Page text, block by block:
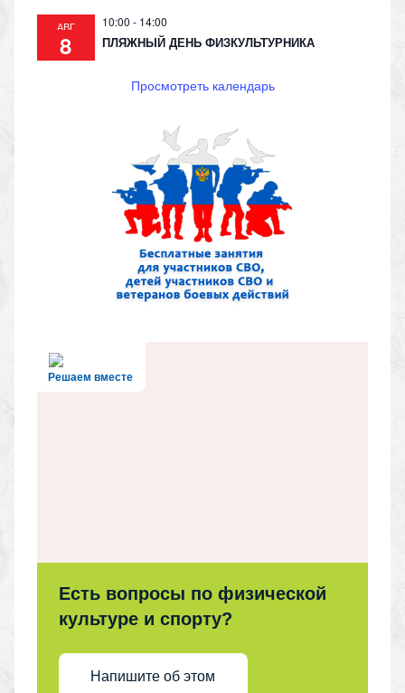
АВГ
8
10:00 - 14:00
ПЛЯЖНЫЙ ДЕНЬ ФИЗКУЛЬТУРНИКА
Просмотреть календарь
Решаем вместе
Есть вопросы по физической
культуре и спорту?
Напишите об этом